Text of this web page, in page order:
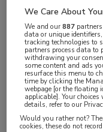
Artsen
FUNCTIE
Jeugdarts
BRANCHE
Overige
AANSTELLING
We Care About
We and our887
data or unique
tracking technologies to
partners process data to
withdrawing your
some content and ads
resurface this menu to
time by clicking the
webpage [or the floating
applicable]. Your
details, refer to our
Would you rather not?
cookies, these do not